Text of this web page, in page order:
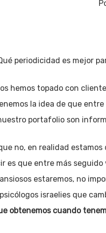
periodicidad es mejor
hemos topado con
la idea de que
portafolio son
no, en realidad
es que entre más
estaremos, no
israelies que
obtenemos cuando